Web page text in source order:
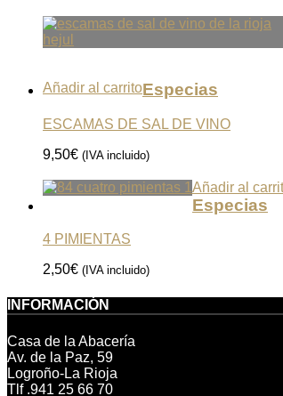
Añadir al carritoEspecias
ESCAMAS DE SAL DE VINO
9,50€ (IVA incluido)
Añadir al
Especias
4 PIMIENTAS
2,50€ (IVA incluido)
INFORMACIÓN
Casa de la Abacería
Av. de la Paz, 59
Logroño-La Rioja
Tlf .941 25 66 70